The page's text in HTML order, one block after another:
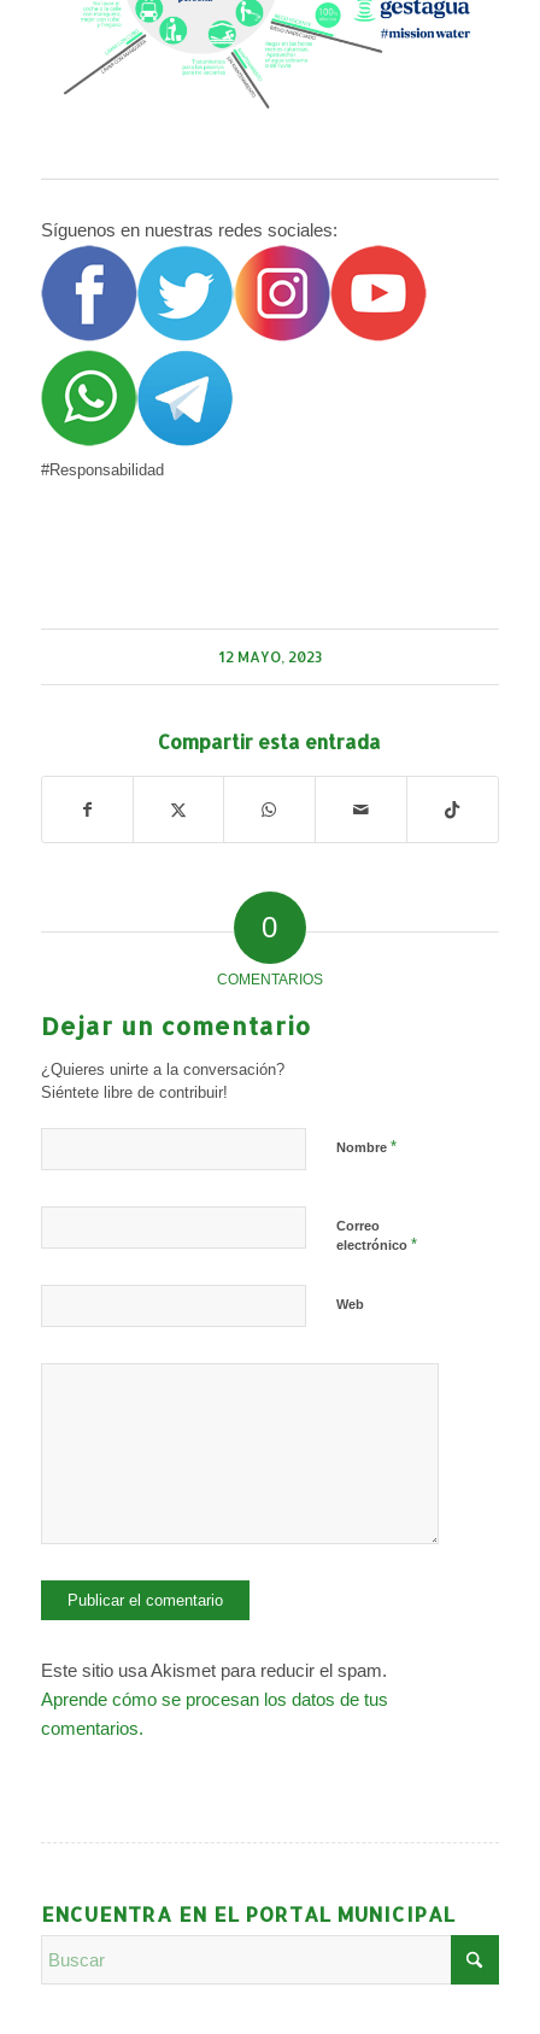
Síguenos en nuestras redes sociales:
#Responsabilidad
12 MAYO, 2023
Compartir esta entrada
0
COMENTARIOS
Dejar un comentario
¿Quieres unirte a la conversación?
Siéntete libre de contribuir!
Nombre *
Correo
electrónico *
Web
Este sitio usa Akismet para reducir el spam.
Aprende cómo se procesan los datos de tus
comentarios.
ENCUENTRA EN EL PORTAL MUNICIPAL